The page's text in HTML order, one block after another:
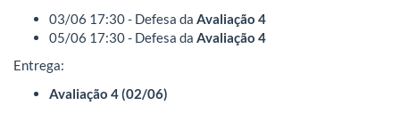
03/06 17:30 - Defesa da Avaliação 4
05/06 17:30 - Defesa da Avaliação 4
Entrega:
Avaliação 4 (02/06)